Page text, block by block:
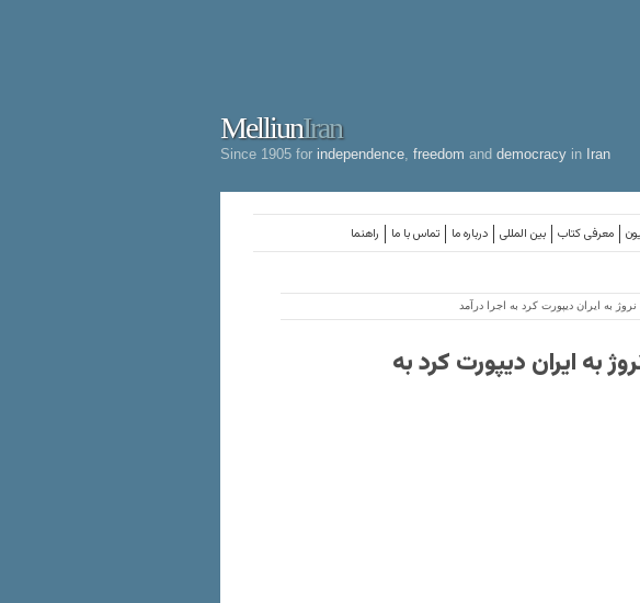
MelliunIran
Since 1905 for independence freedom and democracy in Iran
راهنما تماس با ما درباره ما بین المللی معرفی کتاب
به ایران دیپورت کرد به اجرا درآمد
به ایران دیپورت کرد به